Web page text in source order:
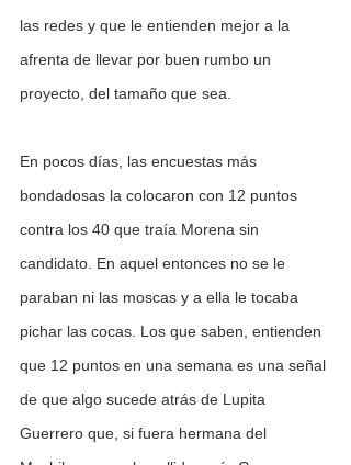
las redes y que le entienden mejor a la
afrenta de llevar por buen rumbo un
proyecto, del tamaño que sea.
En pocos días, las encuestas más
bondadosas la colocaron con 12 puntos
contra los 40 que traía Morena sin
candidato. En aquel entonces no se le
paraban ni las moscas y a ella le tocaba
pichar las cocas. Los que saben, entienden
que 12 puntos en una semana es una señal
de que algo sucede atrás de Lupita
Guerrero que, si fuera hermana del